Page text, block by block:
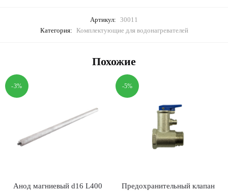
Артикул: 30011
Категория: Комплектующие для водонагревателей
Похожие
-3%
Анод магниевый d16 L400
-5%
Предохранительный клапан